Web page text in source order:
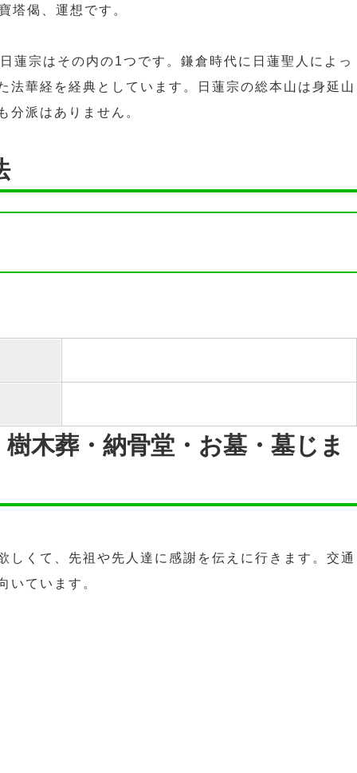
塔偈、運想です。
蓮宗はその内の1つです。鎌倉時代に日蓮聖人によっ
法華経を経典としています。日蓮宗の総本山は身延山
分派はありません。
木葬・納骨堂・お墓・墓じま
しくて、先祖や先人達に感謝を伝えに行きます。交通
いています。